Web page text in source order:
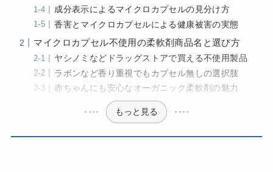
成分表示によるマイクロカプセルの見分け方
香害とマイクロカプセルによる健康被害の実態
マイクロカプセル不使用の柔軟剤商品名と選び方
ヤシノミなどドラッグストアで買える不使用製品
ラボンなど香り重視でもカプセル無しの選択肢
赤ちゃんにも安心なオーガニック柔軟剤の魅力
もっと見る